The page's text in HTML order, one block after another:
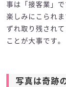
事は「接客業」
楽しみにこられ
ずれ取り残され
ことが大事です。
写真は奇跡